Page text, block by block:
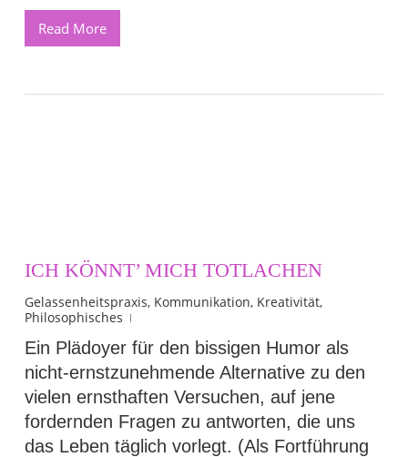
Read More
ICH KÖNNT’ MICH TOTLACHEN
Gelassenheitspraxis, Kommunikation, Kreativität,
Philosophisches
Ein Plädoyer für den bissigen Humor als
nicht-ernstzunehmende Alternative zu den
vielen ernsthaften Versuchen, auf jene
fordernden Fragen zu antworten, die uns
das Leben täglich vorlegt. (Als Fortführung